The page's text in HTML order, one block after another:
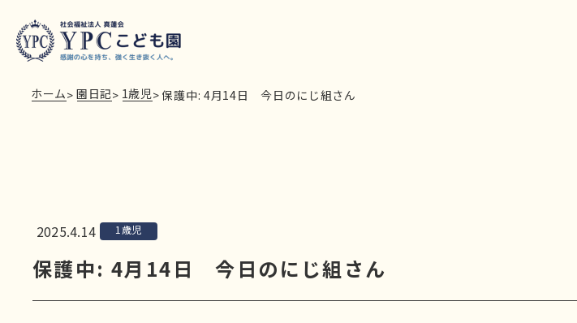
ホーム> 園日記> 1歳児> 保護中: 4月14日 今日のにじ組さん
2025.4.14 1歳児
保護中: 4月14日 今日のにじ組さん